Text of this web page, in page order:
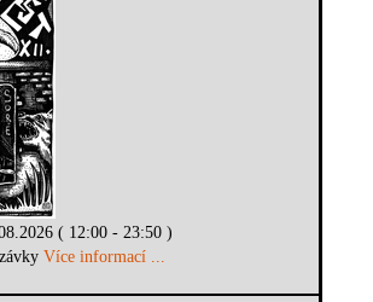
( 12:00 - 23:50 )
Více informací ...